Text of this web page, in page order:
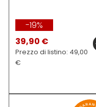
-19%
39,90 €
Prezzo di listino: 49,00
€